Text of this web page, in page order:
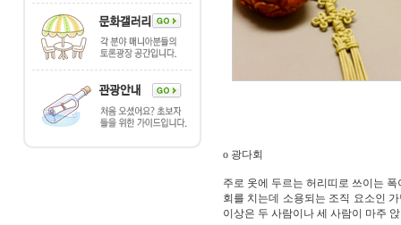
o 광다회
주로 옷에 두르는 허리띠로 쓰이는
회를 치는데 소용되는 조직 요소인 가
이상은 두 사람이나 세 사람이 마주